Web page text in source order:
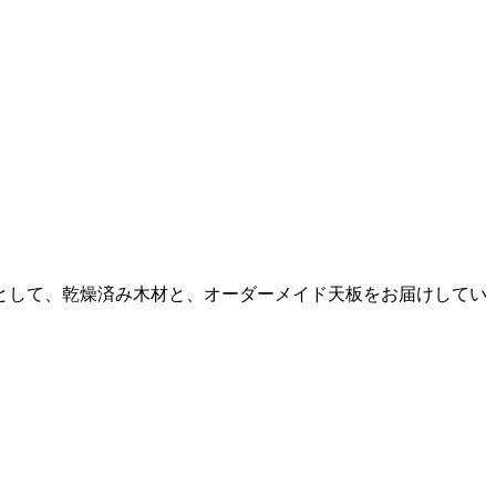
て、乾燥済み木材と、オーダーメイド天板をお届けしてい